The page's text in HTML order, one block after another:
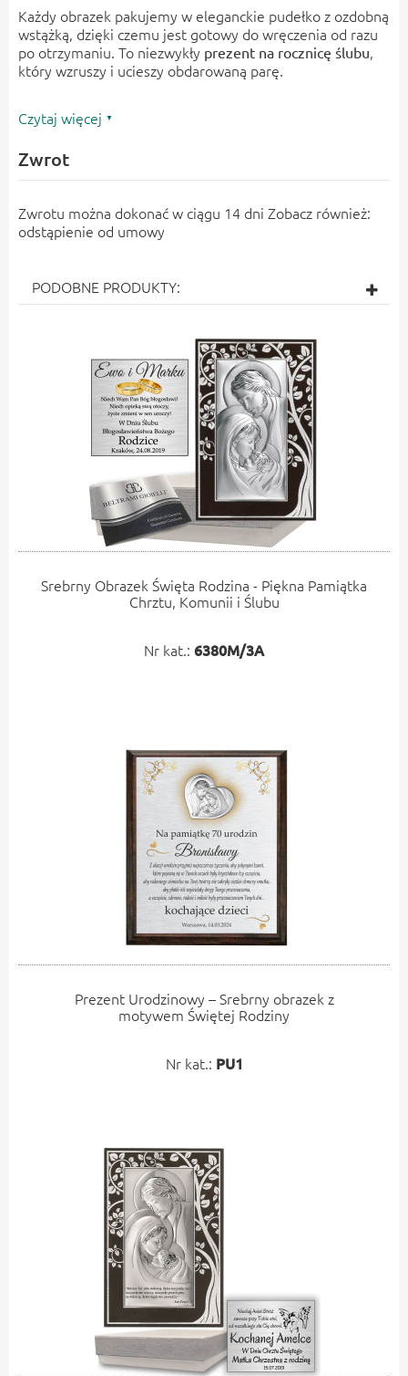
Każdy obrazek pakujemy w eleganckie pudełko z ozdobną
wstążką, dzięki czemu jest gotowy do wręczenia od razu
po otrzymaniu. To niezwykły prezent na rocznicę ślubu,
który wzruszy i ucieszy obdarowaną parę.
Czytaj więcej
Zwrot
Zwrotu można dokonać w ciągu 14 dni Zobacz również:
odstąpienie od umowy
PODOBNE PRODUKTY:
Srebrny Obrazek Święta Rodzina - Piękna Pamiątka
Chrztu, Komunii i Ślubu
Nr kat.: 6380M/3A
Prezent Urodzinowy – Srebrny obrazek z
motywem Świętej Rodziny
Nr kat.: PU1